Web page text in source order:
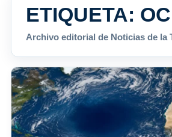
ETIQUETA:
Archivo editorial de Noticias de la